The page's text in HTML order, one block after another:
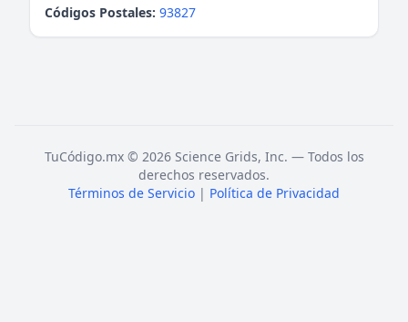
Códigos Postales: 93827
TuCódigo.mx © 2026 Science Grids, Inc. — Todos los
derechos reservados.
Términos de Servicio | Política de Privacidad